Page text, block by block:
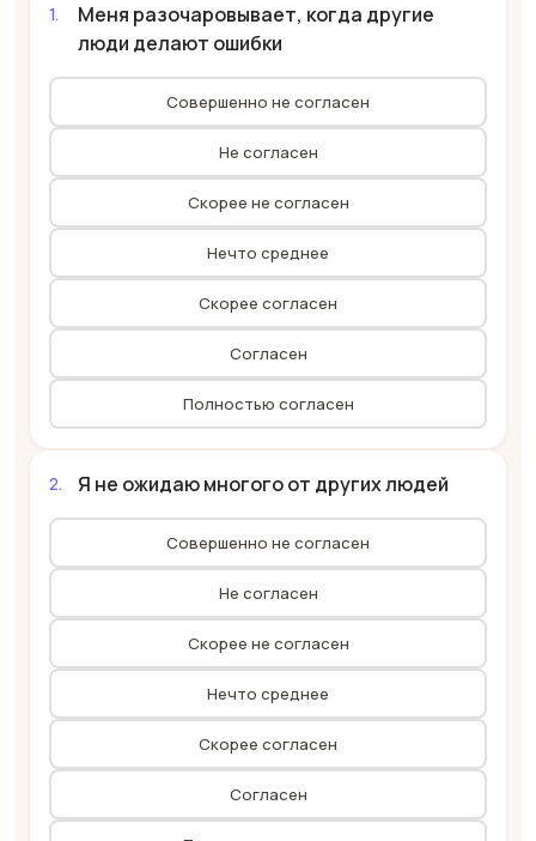
Меня разочаровывает, когда другие
люди делают ошибки
Совершенно не согласен
Не согласен
Скорее не согласен
Нечто среднее
Скорее согласен
Согласен
Полностью согласен
Я не ожидаю многого от других людей
Совершенно не согласен
Не согласен
Скорее не согласен
Нечто среднее
Скорее согласен
Согласен